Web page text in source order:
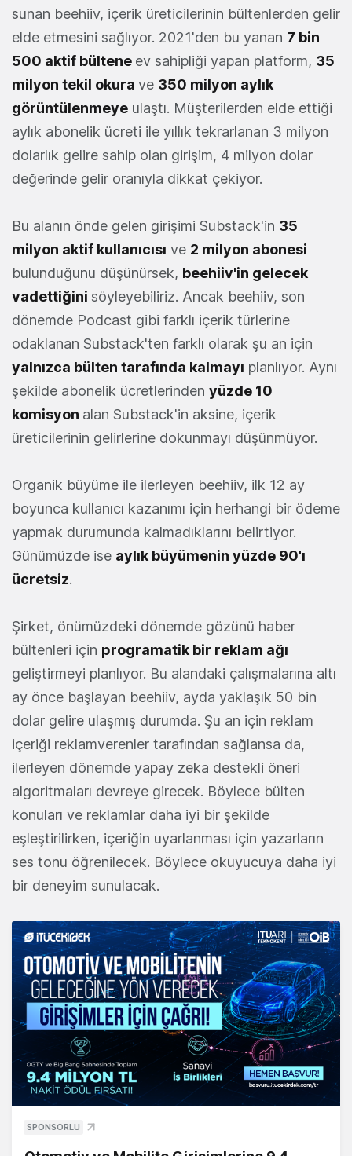
sunan beehiiv, içerik üreticilerinin bültenlerden gelir
elde etmesini sağlıyor. 2021'den bu yanan 7 bin
500 aktif bültene ev sahipliği yapan platform, 35
milyon tekil okura ve 350 milyon aylık
görüntülenmeye ulaştı. Müşterilerden elde ettiği
aylık abonelik ücreti ile yıllık tekrarlanan 3 milyon
dolarlık gelire sahip olan girişim, 4 milyon dolar
değerinde gelir oranıyla dikkat çekiyor.
Bu alanın önde gelen girişimi Substack'in 35
milyon aktif kullanıcısı ve 2 milyon abonesi
bulunduğunu düşünürsek, beehiiv'in gelecek
vadettiğini söyleyebiliriz. Ancak beehiiv, son
dönemde Podcast gibi farklı içerik türlerine
odaklanan Substack'ten farklı olarak şu an için
yalnızca bülten tarafında kalmayı planlıyor. Aynı
şekilde abonelik ücretlerinden yüzde 10
komisyon alan Substack'in aksine, içerik
üreticilerinin gelirlerine dokunmayı düşünmüyor.
Organik büyüme ile ilerleyen beehiiv, ilk 12 ay
boyunca kullanıcı kazanımı için herhangi bir ödeme
yapmak durumunda kalmadıklarını belirtiyor.
Günümüzde ise aylık büyümenin yüzde 90'ı
ücretsiz.
Şirket, önümüzdeki dönemde gözünü haber
bültenleri için programatik bir reklam ağı
geliştirmeyi planlıyor. Bu alandaki çalışmalarına altı
ay önce başlayan beehiiv, ayda yaklaşık 50 bin
dolar gelire ulaşmış durumda. Şu an için reklam
içeriği reklamverenler tarafından sağlansa da,
ilerleyen dönemde yapay zeka destekli öneri
algoritmaları devreye girecek. Böylece bülten
konuları ve reklamlar daha iyi bir şekilde
eşleştirilirken, içeriğin uyarlanması için yazarların
ses tonu öğrenilecek. Böylece okuyucuya daha iyi
bir deneyim sunulacak.
SPONSORLU